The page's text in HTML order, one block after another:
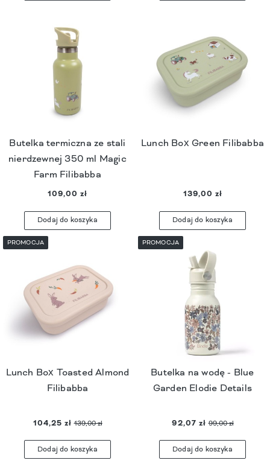
Butelka termiczna ze stali
nierdzewnej 350 ml Magic
Farm Filibabba
109,00 zł
Dodaj do koszyka
Lunch Box Green Filibabba
139,00 zł
Dodaj do koszyka
Lunch Box Toasted Almond
Filibabba
104,25 zł 139,00 zł
Dodaj do koszyka
PROMOCJA
Butelka na wodę - Blue
Garden Elodie Details
92,07 zł 99,00 zł
Dodaj do koszyka
PROMOCJA